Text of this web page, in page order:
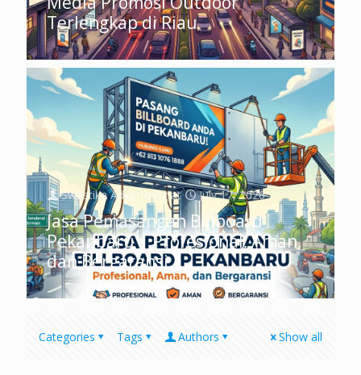
Terlengkap di Riau
Swastika Advertising at July 17, 2026
Jasa Pemasangan Billboard
Pekanbaru | Profesional, Aman,
dan Bergaransi
Categories Tags Authors Show all